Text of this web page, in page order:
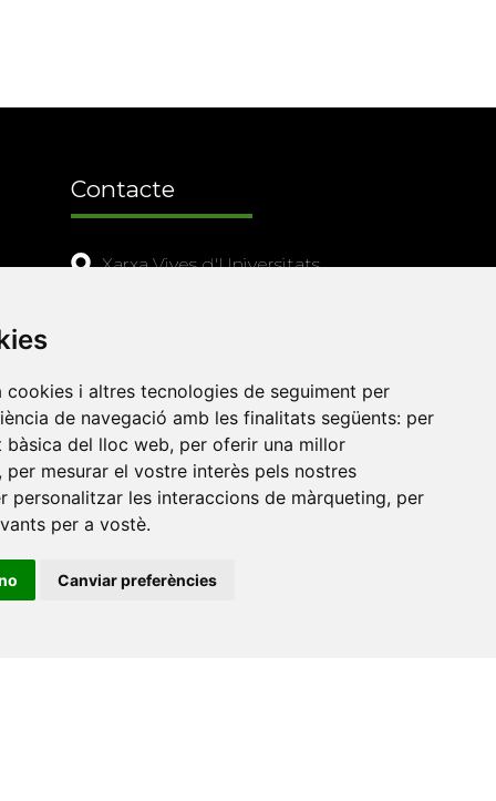
i altres tecnologies de seguiment per
de navegació amb les finalitats següents: per
del lloc web, per oferir una millor
, per mesurar el vostre interès pels nostres
personalitzar les interaccions de màrqueting, per
per a vostè.
Canviar preferències
Contacte
Xarxa Vives d'Universitats
12071 Castelló de la Plana
e-buc@vives.org
+34 964 72 89 93
Amb el suport